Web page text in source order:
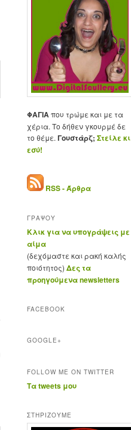
ΦΑΓΙΑπου τρώμε και με τα
χέρια. Το δήθεν γκουρμέ δε
το θέμε. Γουστάρζ; Στείλε κι
εσύ!
RSS - Άρθρα
ΓΡΑΨΟΥ
Κλικ για να υπογράψεις με
αίμα
(δεχόμαστε και ρακή καλής
ποιότητος) Δες τα
προηγούμενα newsletters
FACEBOOK
GOOGLE+
FOLLOW ME ON TWITTER
Τα tweets μου
ΣΤΗΡΊΖΟΥΜΕ